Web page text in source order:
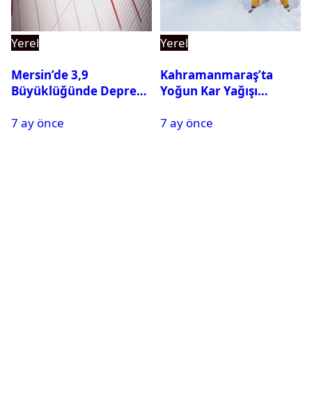
Yerel
Mersin’de 3,9
Büyüklüğünde Deprem
7 ay önce
Yerel
Kahramanmaraş’ta
Yoğun Kar Yağışı
Tatil
7 ay önce